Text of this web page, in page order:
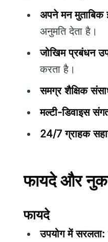
अपने मन
अनुमति देता है।
जोखिम प्रबंधन
करता है।
समग्र शैक्षिक
मल्टी-डिवाइस
24/7 ग्राहक
फायदे और
फायदे
उपयोग में सरलता: